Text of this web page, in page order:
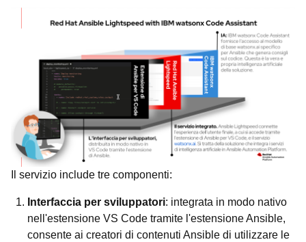
Il servizio include tre componenti:
Interfaccia per sviluppatori: integrata in modo nativo
nell'estensione VS Code tramite l'estensione Ansible,
consente ai creatori di contenuti Ansible di utilizzare le